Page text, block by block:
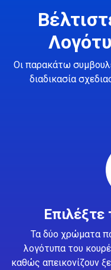
Οι παρακάτω
διαδικασία
Τα δύο χρώματα
λογότυπα του
καθώς απεικονίζουν